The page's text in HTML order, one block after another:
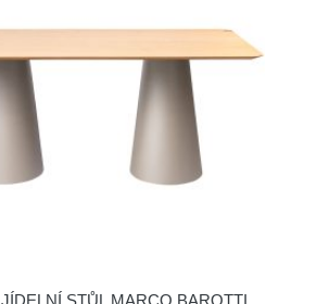
STŮL MARCO BAROTTI